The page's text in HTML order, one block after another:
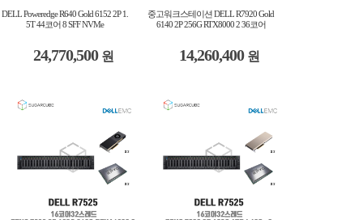
DELL Poweredge R640 Gold 6152 2P 1.
5T 44코어 8 SFF NVMe
24,770,500 원
중고워크스테이션 DELL R7920 Gold
6140 2P 256G RTX8000 2 36코어
14,260,400 원